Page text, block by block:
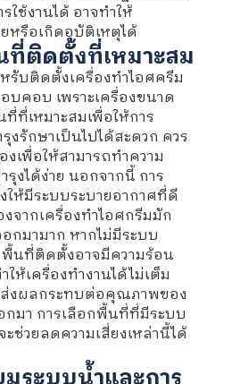
ใช้งานได้ อาจทำให้
หรือเกิดอุบัติเหตุได้
ที่ติดตั้งที่เหมาะสม
รับติดตั้งเครื่องทำไอศครีม
บคอบ เพราะเครื่องขนาด
ที่เหมาะสมเพื่อให้การ
งรักษาเป็นไปได้สะดวก ควร
งเพื่อให้สามารถทำความ
งได้ง่าย นอกจากนี้ การ
ห้มีระบบระบายอากาศที่ดี
จากเครื่องทำไอศกรีมมัก
กมามาก หากไม่มีระบบ
นที่ติดตั้งอาจมีความร้อน
ห้เครื่องทำงานได้ไม่เต็ม
งผลกระทบต่อคุณภาพของ
มา การเลือกพื้นที่ที่มีระบบ
ช่วยลดความเสี่ยงเหล่านี้ได้